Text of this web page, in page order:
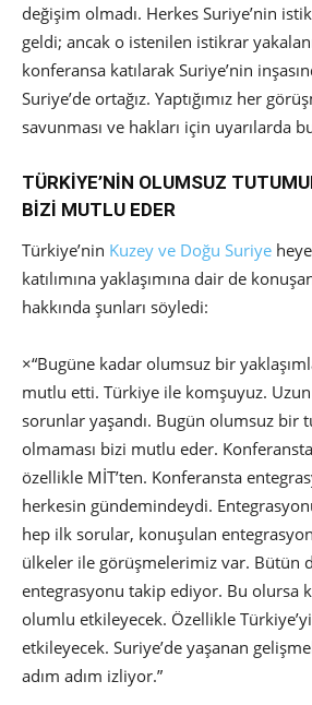
değişim olmadı. Herkes Suriye’nin
geldi; ancak o istenilen istikrar
konferansa katılarak Suriye’nin
Suriye’de ortağız. Yaptığımız her
savunması ve hakları için uyarılarda
TÜRKİYE’NİN OLUMSUZ
BİZİ MUTLU EDER
Türkiye’nin Kuzey ve Doğu Suriye
katılımına yaklaşımına dair de
hakkında şunları söyledi:
×“Bugüne kadar olumsuz bir
mutlu etti. Türkiye ile komşuyuz. Uzun
sorunlar yaşandı. Bugün olumsuz bir
olmaması bizi mutlu eder.
özellikle MİT’ten. Konferansta
herkesin gündemindeydi.
hep ilk sorular, konuşulan
ülkeler ile görüşmelerimiz var. Bütün
entegrasyonu takip ediyor. Bu olursa
olumlu etkileyecek. Özellikle
etkileyecek. Suriye’de yaşanan
adım adım izliyor.”